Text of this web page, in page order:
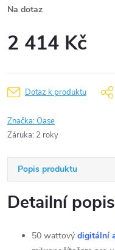
Na dotaz
2 414 Kč
cena:
Dotaz k produktu
Značka:Oase
Záruka: 2 roky
Popis produktu
Detailní
50 wattový digitální